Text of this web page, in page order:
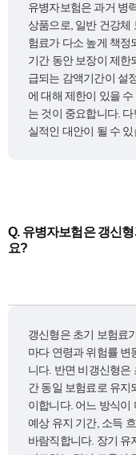
유병자보험은 과거 병
상품으로, 일반 건강체
험료가 다소 높게 책정
기간 동안 보장이 제한
급되는 감액기간이 설
에 대해 제한이 있을
는 것이 중요합니다.
실적인 대안이 될 수 있
Q.유병자보험은 갱신형
요?
갱신형은 초기 보험료
마다 연령과 위험률 변
니다. 반면 비갱신형은
간 동일 보험료로 유지
이합니다. 어느 방식이
예상 유지 기간, 소득
바람직합니다. 장기 유